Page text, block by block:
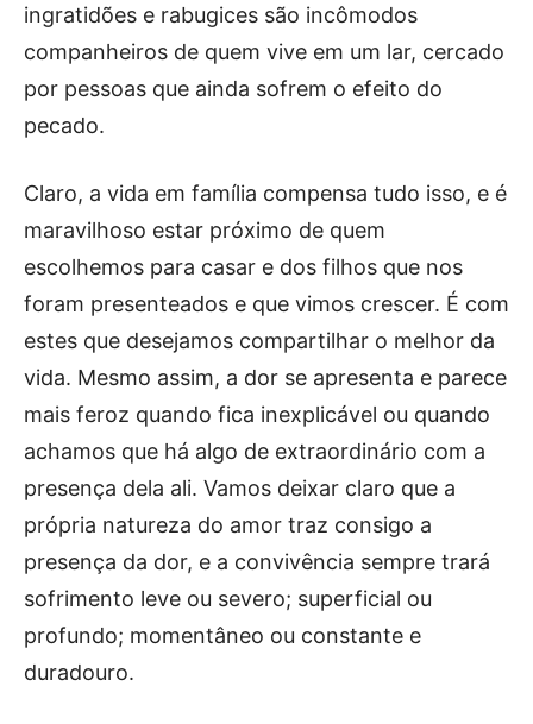
ingratidões e rabugices são incômodos
companheiros de quem vive em um lar, cercado
por pessoas que ainda sofrem o efeito do
pecado.
Claro, a vida em família compensa tudo isso, e é
maravilhoso estar próximo de quem
escolhemos para casar e dos filhos que nos
foram presenteados e que vimos crescer. É com
estes que desejamos compartilhar o melhor da
vida. Mesmo assim, a dor se apresenta e parece
mais feroz quando fica inexplicável ou quando
achamos que há algo de extraordinário com a
presença dela ali. Vamos deixar claro que a
própria natureza do amor traz consigo a
presença da dor, e a convivência sempre trará
sofrimento leve ou severo; superficial ou
profundo; momentâneo ou constante e
duradouro.